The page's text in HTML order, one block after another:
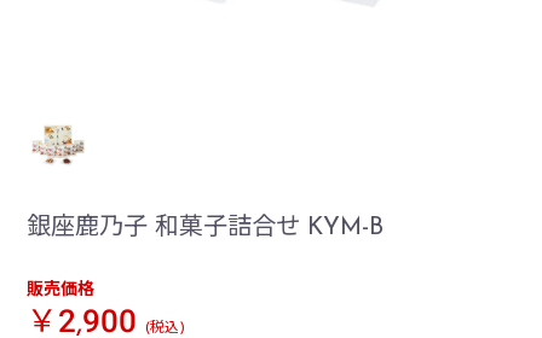
銀座鹿乃子 和菓子詰合せ KYM-B
販売価格
￥2,900 (税込)